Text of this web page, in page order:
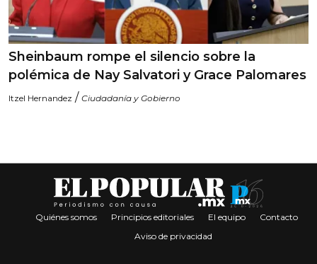
Sheinbaum rompe el silencio sobre la
polémica de Nay Salvatori y Grace Palomares
Itzel Hernandez / Ciudadanía y Gobierno
Quiénes somos Principios editoriales El equipo
Contacto
Aviso de privacidad